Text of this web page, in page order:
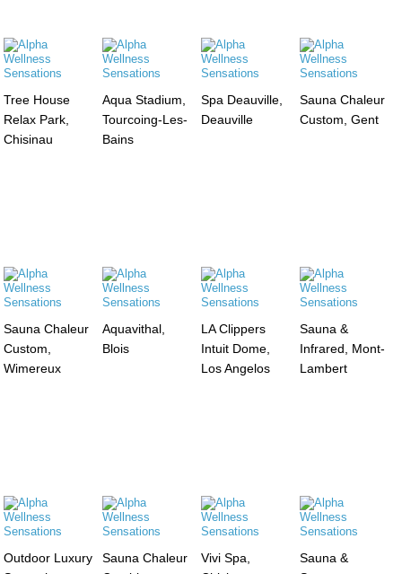
Tree House
Relax Park,
Chisinau
Aqua Stadium,
Tourcoing-Les-
Bains
Spa Deauville,
Deauville
Sauna Chaleur
Custom, Gent
Sauna Chaleur
Custom,
Wimereux
Aquavithal,
Blois
LA Clippers
Intuit Dome,
Los Angelos
Sauna &
Infrared, Mont-
Lambert
Outdoor Luxury
Sauna Chaleur
Vivi Spa,
Sauna &